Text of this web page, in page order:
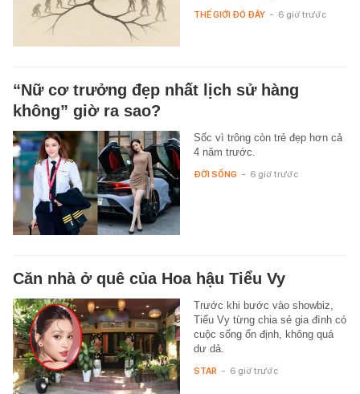
THẾ GIỚI ĐÓ ĐÂY - 6 giờ trước
“Nữ cơ trưởng đẹp nhất lịch sử hàng
không” giờ ra sao?
Sốc vì trông còn trẻ đẹp hơn cả
4 năm trước.
ĐỜI SỐNG - 6 giờ trước
Căn nhà ở quê của Hoa hậu Tiểu Vy
Trước khi bước vào showbiz,
Tiểu Vy từng chia sẻ gia đình có
cuộc sống ổn định, không quá
dư dả.
STAR - 6 giờ trước